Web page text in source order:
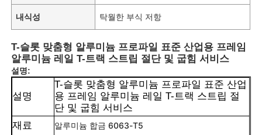
내식성 탁월한 부식 저항
T-슬롯 맞춤형 알루미늄 프로파일 표준 산업용 프레임
알루미늄 레일 T-트랙 스트립 절단 및 굽힘 서비스
설명:
설명
T-슬롯 맞춤형 알루미늄 프로파일 표준 산업
용 프레임 알루미늄 레일 T-트랙 스트립 절
단 및 굽힘 서비스
재료
알루미늄 합금 6063-T5